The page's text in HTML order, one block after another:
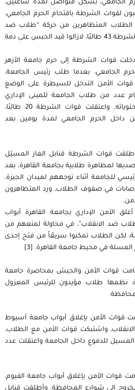
الجامعي، بشكل متواصل لمدة ساعتين،
لقوات الشرطة باقتحام الحرم الجامعي،
الطلاب المتظاهرين من حركة “طلاب ضد
الانقلاب”، و اعتقلت قوات الشرطة 43 طالبًا، لازالوا قيد الحبس على ذمة
دخلت قوات الشرطة إلى حرم جامعة الأزهر
الجامعي، بعدما طلب رئيس الجامعة،
قوات الأمن التدخل للسيطرة على الوضع
عدد من طلاب الجامعة للمبنى الإداري
للجامعة وإتلاف بعض محتوياته. واعتقلت قوات الشرطة 20 طالبًا،
داخل الحرم الجامعي لمدة يومين بعد
أطلقت قوات الشرطة قنابل الغاز المسيّل
لمظاهرة طلابية بجامعة القاهرة، بعد
للجامعة أثناء توجههم لميدان الجيزة،
في صفوف الطلاب، ورد المتظاهرون
أغلق الأمن الإداري بجامعة القاهرة أبواب
ضد الانقلاب”، في محاولة لمنعهم من
لكن الطلاب تمكنوا سريعًاً من فتح إحدى
المسلة في محيط جامعة القاهرة. [3]
قامت قوات الأمن والجيش بمحاصرة جامعة
نظمها طلاب مؤيدون للرئيس المعزول
قامت قوات الأمن بإغلاق أبواب جامعة أسيوط
واشتبكت قوات الأمن مع الطلاب،
المسيل للدموع داخل الجامعة واعتقلت عدد
قامت قوات الأمن بإغلاق أبواب جامعة الفيوم،
إلى شوارع المحافظة. وأطلقت قنابل